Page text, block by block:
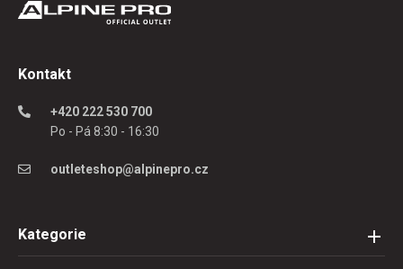
Kontakt
+420 222 530 700
Po - Pá 8:30 - 16:30
outleteshop@alpinepro.cz
Kategorie